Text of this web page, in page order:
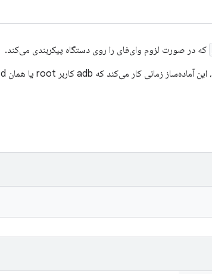
که در صورت لزوم وای‌فای را روی دستگاه پیکربندی می‌کند.
، این آماده‌ساز زمانی کار می‌کند که adb کاربر root یا همان user build نباشد.